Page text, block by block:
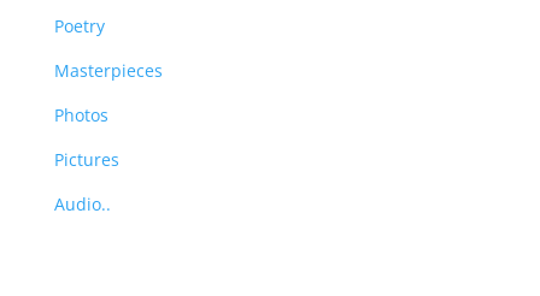
Poetry
Masterpieces
Photos
Pictures
Audio..